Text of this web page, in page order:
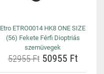
Etro ETRO0014 HK8 ONE SIZE
(56) Fekete Férfi Dioptriás
szemüvegek
52955 Ft50955 Ft